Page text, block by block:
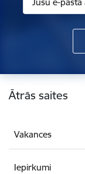
Kājene
Ātrās saites
Vakances
Iepirkumi